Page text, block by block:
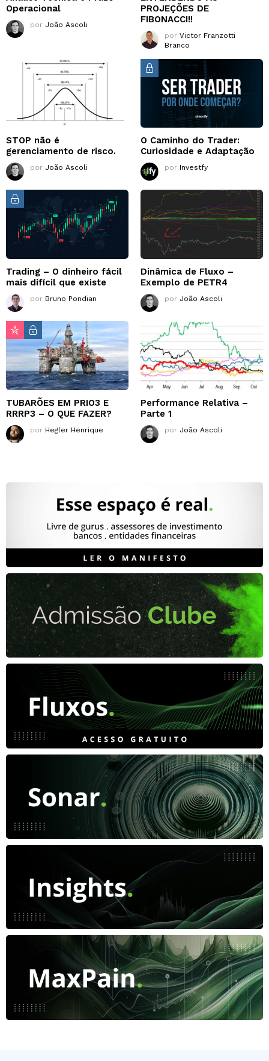
Operacional
por João Ascoli
PROJEÇÕES DE
FIBONACCI!!
por Victor Franzotti
Branco
STOP não é
gerenciamento de risco.
por João Ascoli
O Caminho do Trader:
Curiosidade e Adaptação
por Investfy
Trading – O dinheiro fácil
mais difícil que existe
por Bruno Pondian
Dinâmica de Fluxo –
Exemplo de PETR4
por João Ascoli
TUBARÕES EM PRIO3 E
RRRP3 – O QUE FAZER?
por Hegler Henrique
Performance Relativa –
Parte 1
por João Ascoli